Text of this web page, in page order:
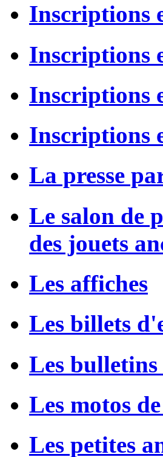
Inscriptions
Inscriptions
Inscriptions
Inscriptions
La presse
Le salon de
des jouets
Les affiches
Les billets
Les
Les motos
Les petites